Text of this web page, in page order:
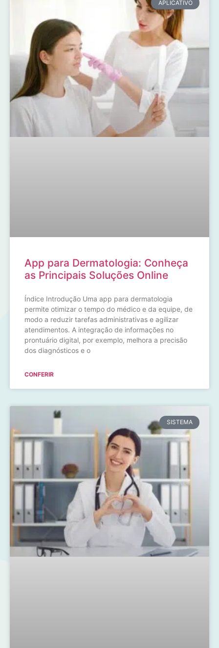
APLICATIVO
App para Dermatologia: Conheça
as Principais Soluções Online
Índice Introdução Uma app para dermatologia
permite otimizar o tempo do médico e da equipe, de
modo a reduzir tarefas administrativas e agilizar
atendimentos. A integração de informações no
prontuário digital, por exemplo, melhora a precisão
dos diagnósticos e o
CONFERIR
SISTEMA